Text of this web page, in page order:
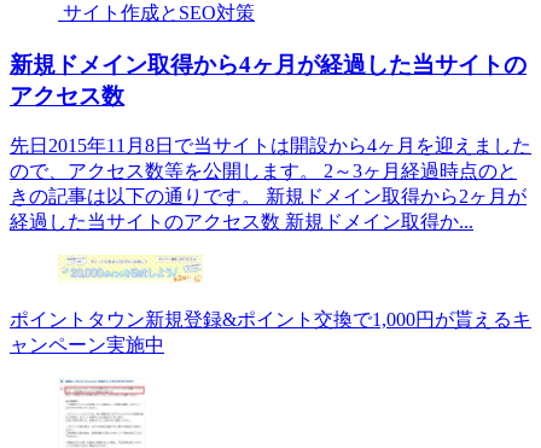
サイト作成とSEO対策
新規ドメイン取得から4ヶ月が経過した当サイトの
アクセス数
先日2015年11月8日で当サイトは開設から4ヶ月を迎えました
ので、アクセス数等を公開します。 2～3ヶ月経過時点のと
きの記事は以下の通りです。 新規ドメイン取得から2ヶ月が
経過した当サイトのアクセス数 新規ドメイン取得か...
ポイントタウン新規登録&ポイント交換で1,000円が貰えるキ
ャンペーン実施中